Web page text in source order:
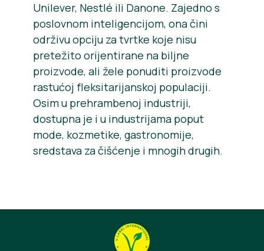
Unilever, Nestlé ili Danone. Zajedno s
poslovnom inteligencijom, ona čini
održivu opciju za tvrtke koje nisu
pretežito orijentirane na biljne
proizvode, ali žele ponuditi proizvode
rastućoj fleksitarijanskoj populaciji.
Osim u prehrambenoj industriji,
dostupna je i u industrijama poput
mode, kozmetike, gastronomije,
sredstava za čišćenje i mnogih drugih.